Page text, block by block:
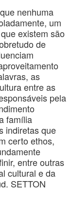
nenhuma
um
existem são
de
as
entre as
pela
família
indiretas que
certo ethos,
entre outras
cultural e da
SETTON